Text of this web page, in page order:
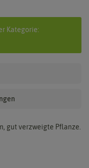
Kategorie:
gut verzweigte Pflanze.